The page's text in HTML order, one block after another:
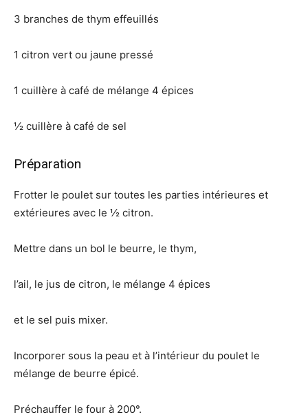
3 branches de thym effeuillés
1 citron vert ou jaune pressé
1 cuillère à café de mélange 4 épices
½ cuillère à café de sel
Préparation
Frotter le poulet sur toutes les parties intérieures et
extérieures avec le ½ citron.
Mettre dans un bol le beurre, le thym,
l’ail, le jus de citron, le mélange 4 épices
et le sel puis mixer.
Incorporer sous la peau et à l’intérieur du poulet le
mélange de beurre épicé.
Préchauffer le four à 200°.